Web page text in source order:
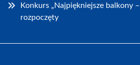
Konkurs „Najpiękniejsze balkony
rozpoczęty